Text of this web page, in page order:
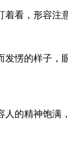
着看，形容注
发愣的样子，
人的精神饱满